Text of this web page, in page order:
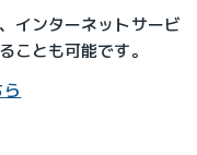
インターネットサービ
ことも可能です。